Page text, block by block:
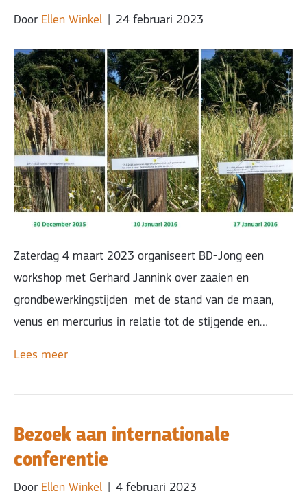
Door Ellen Winkel 24 februari 2023
Zaterdag 4 maart 2023 organiseert BD-Jong een
workshop met Gerhard Jannink over zaaien en
grondbewerkingstijden met de stand van de maan,
venus en mercurius in relatie tot de stijgende en…
Lees meer
Bezoek aan internationale
conferentie
Door Ellen Winkel 4 februari 2023